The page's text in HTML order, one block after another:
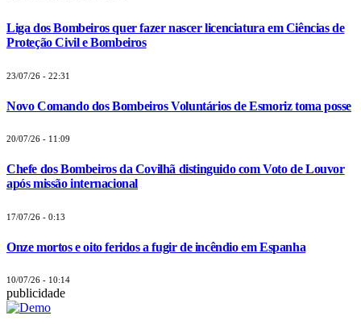
Liga dos Bombeiros quer fazer nascer licenciatura em Ciências de
Proteção Civil e Bombeiros
23/07/26 - 22:31
Novo Comando dos Bombeiros Voluntários de Esmoriz toma posse
20/07/26 - 11:09
Chefe dos Bombeiros da Covilhã distinguido com Voto de Louvor
após missão internacional
17/07/26 - 0:13
Onze mortos e oito feridos a fugir de incêndio em Espanha
10/07/26 - 10:14
publicidade